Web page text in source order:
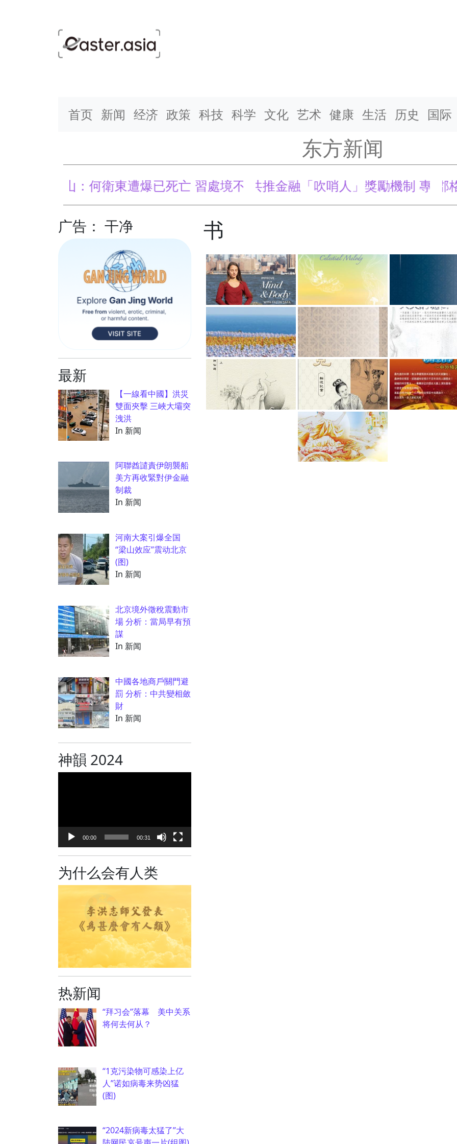
Main Navigation
首页 新闻 经济 政策 科技 科学 文化 艺术 健康 生活 历史 国际
东方新闻
岳山：何衛東遭爆已死亡 習處境不妙中共推金融「吹哨人」獎勵機制 專家：難實
张郡格及
广告： 干净
最新
【一線看中國】洪災
雙面夾擊 三峽大壩突
洩洪
In 新闻
阿聯酋譴責伊朗襲船
美方再收緊對伊金融
制裁
In 新闻
河南大案引爆全国
“梁山效应”震动北京
(图)
In 新闻
北京境外徵稅震動市
場 分析：當局早有預
謀
In 新闻
中國各地商戶關門避
罰 分析：中共變相斂
財
In 新闻
神韻 2024
器
00:00 00:31
为什么会有人类
热新闻
“拜习会”落幕 美中关系
将何去何从？
“1克污染物可感染上亿
人”诺如病毒来势凶猛
(图)
“2024新病毒太猛了”大
书